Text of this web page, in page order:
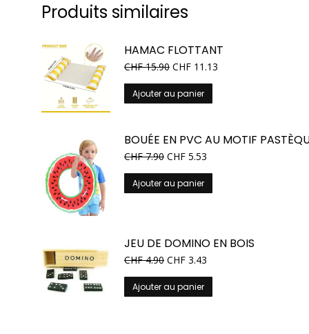
Produits similaires
HAMAC FLOTTANT
CHF15.90 CHF 11.13
Ajouter au panier
BOUÉE EN PVC AU MOTIF
CHF7.90 CHF 5.53
Ajouter au panier
JEU DE DOMINO EN BOIS
CHF4.90 CHF 3.43
Ajouter au panier